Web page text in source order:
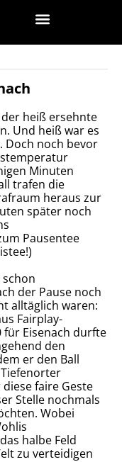
heiß ersehnte
Und heiß war es
Doch noch bevor
Minuten
trafen die
heraus zur
später noch
Pausentee
der Pause noch
alltäglich waren:
Fairplay-
Eisenach durfte
den
er den Ball
faire Geste
Stelle nochmals
Wobei
halbe Feld
zu verteidigen